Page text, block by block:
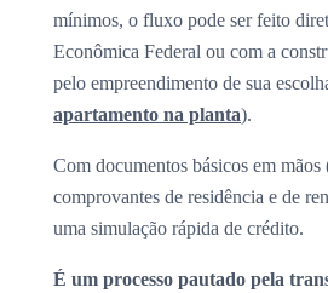
mínimos, o fluxo pode ser feito
Econômica Federal ou com a
pelo empreendimento de sua
apartamento na planta).
Com documentos básicos em
comprovantes de residência e de
uma simulação rápida de crédito.
É um processo pautado pela